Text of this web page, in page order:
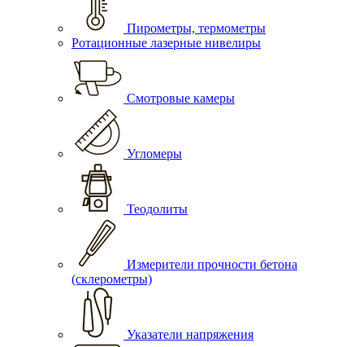
Пирометры, термометры
Ротационные лазерные нивелиры
Смотровые камеры
Угломеры
Теодолиты
Измерители прочности бетона
(склерометры)
Указатели напряжения